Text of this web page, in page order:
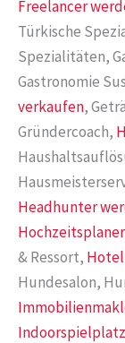
Freelancer
Türkische
Spezialitäten,
Gastronomie
verkaufen,
Gründercoach,
Headhunter
& Ressort,
Hundesalon,